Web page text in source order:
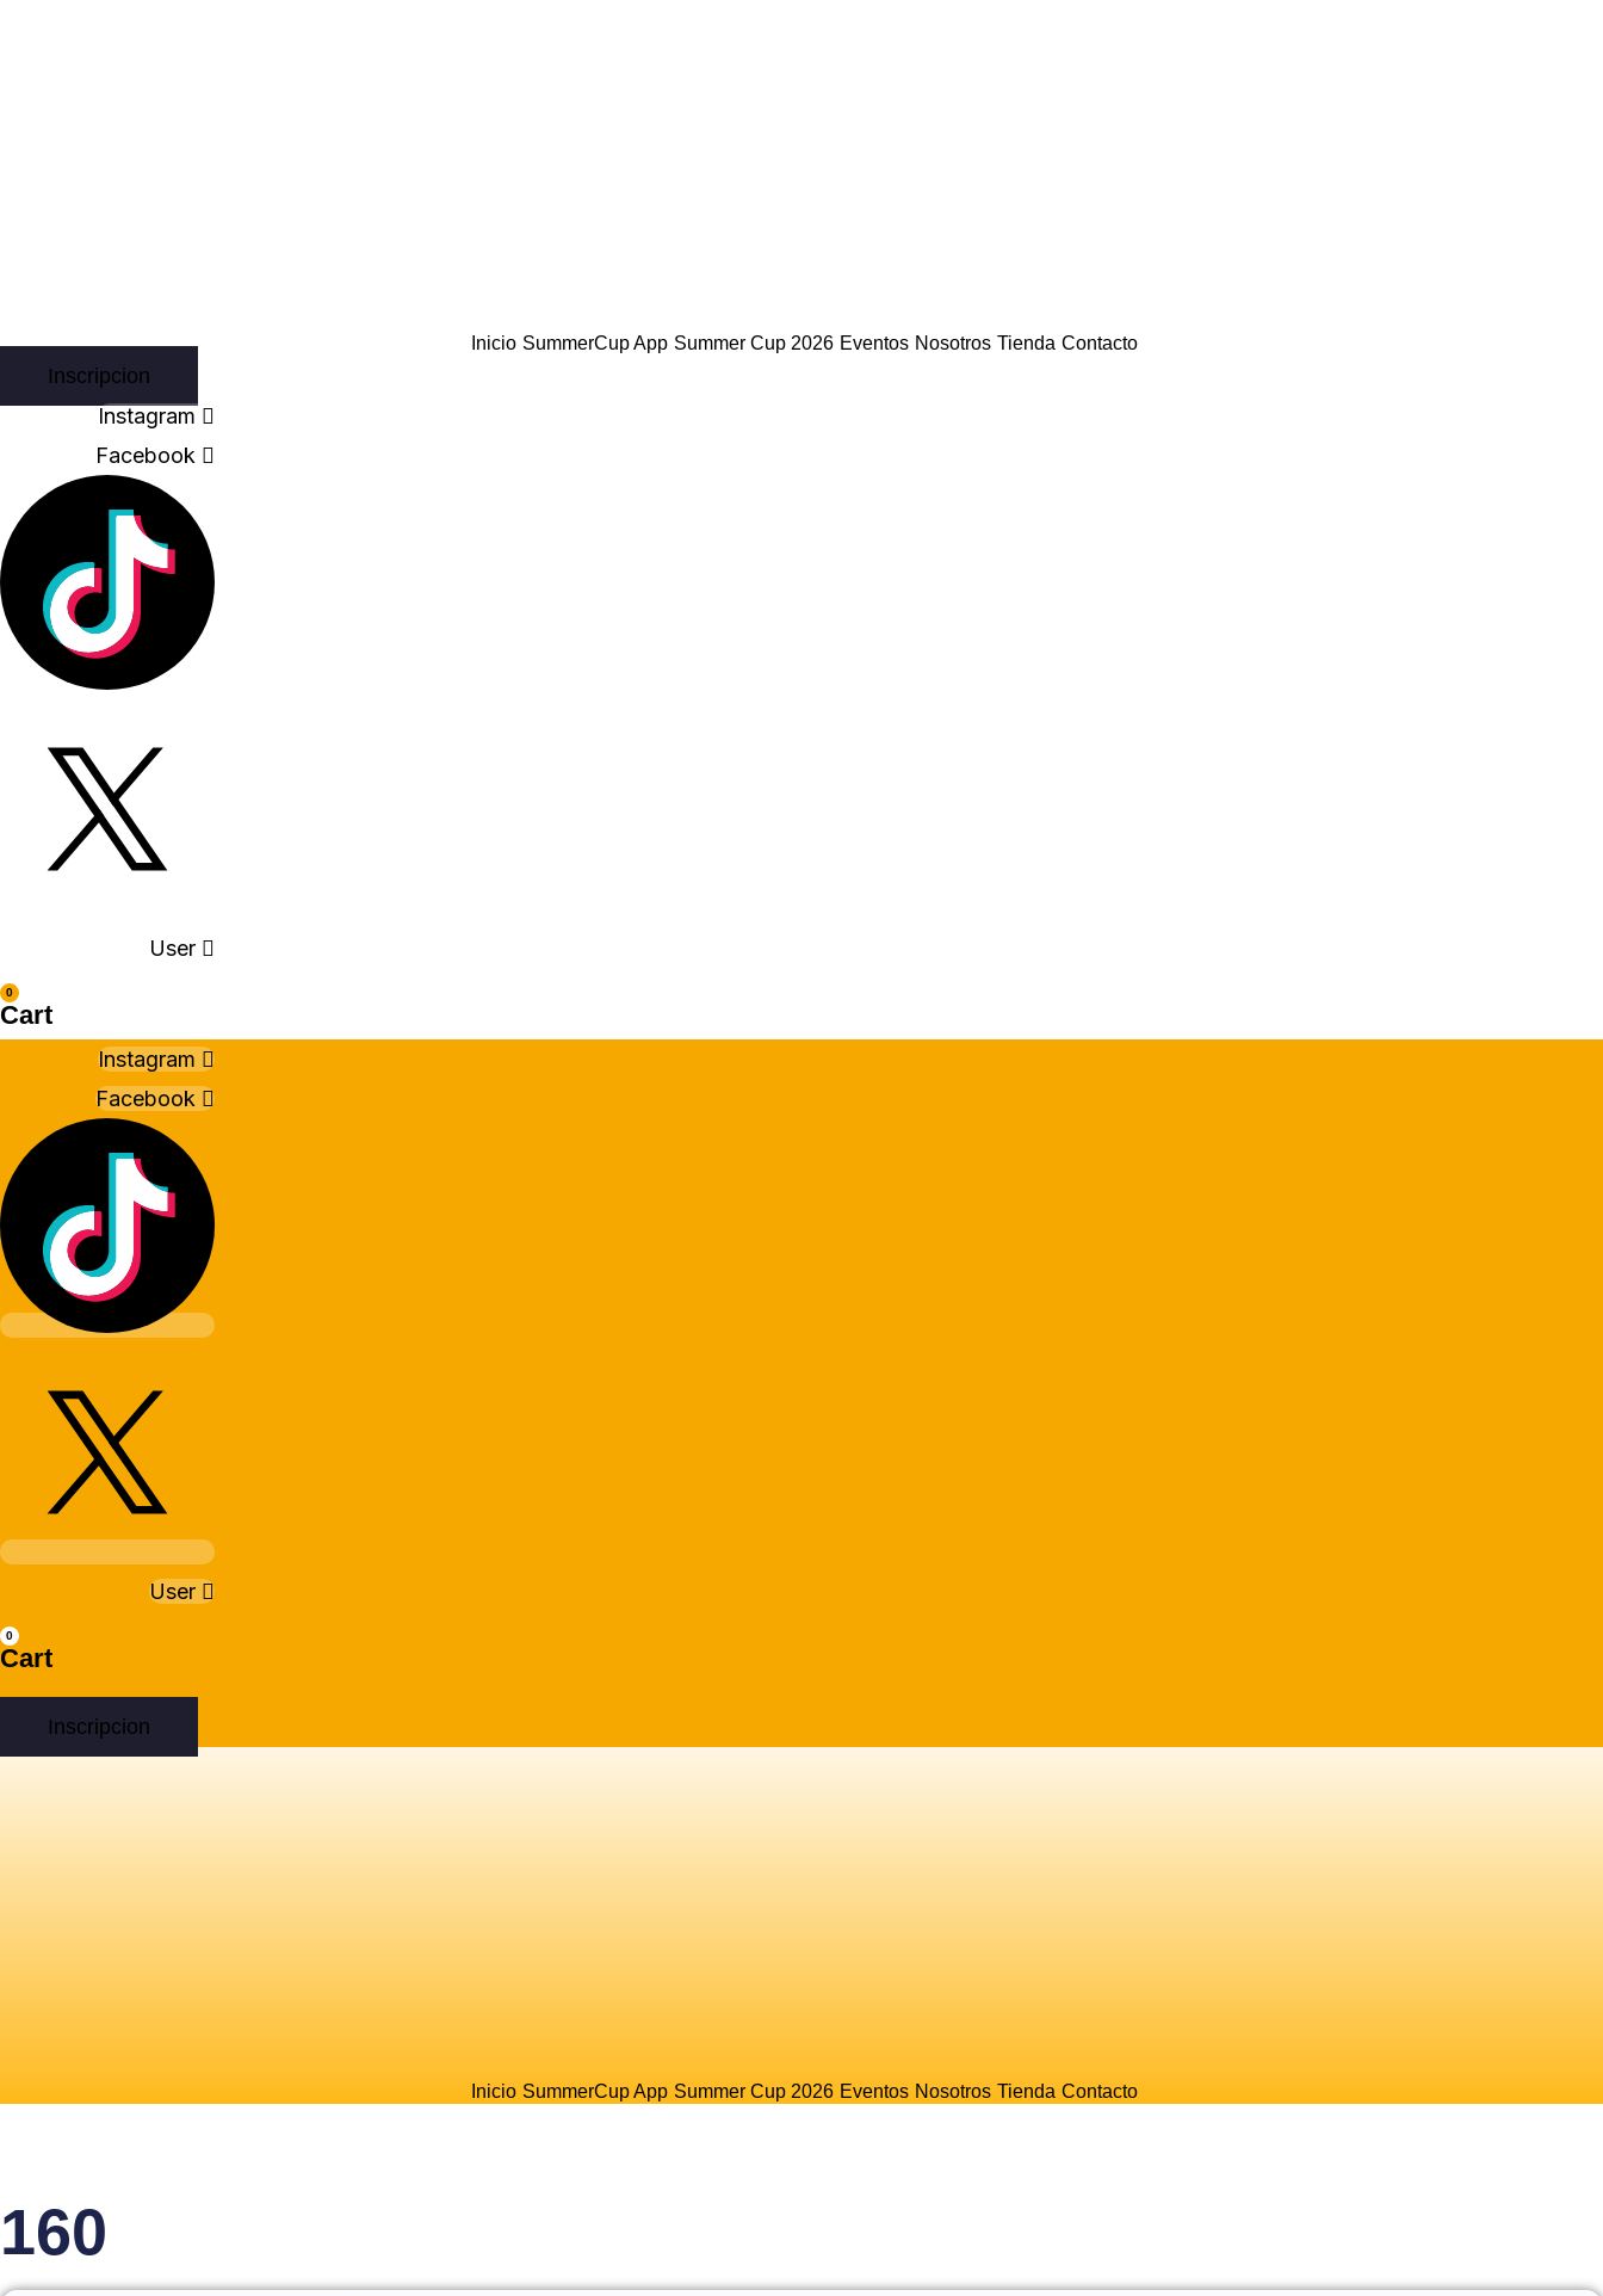
Inicio SummerCup App Summer Cup 2026 Eventos Nosotros Tienda Contacto
Inscripcion
Instagram
Facebook
User
0
Cart
Instagram
Facebook
User
0
Cart
Inscripcion
Inicio SummerCup App Summer Cup 2026 Eventos Nosotros Tienda Contacto
160